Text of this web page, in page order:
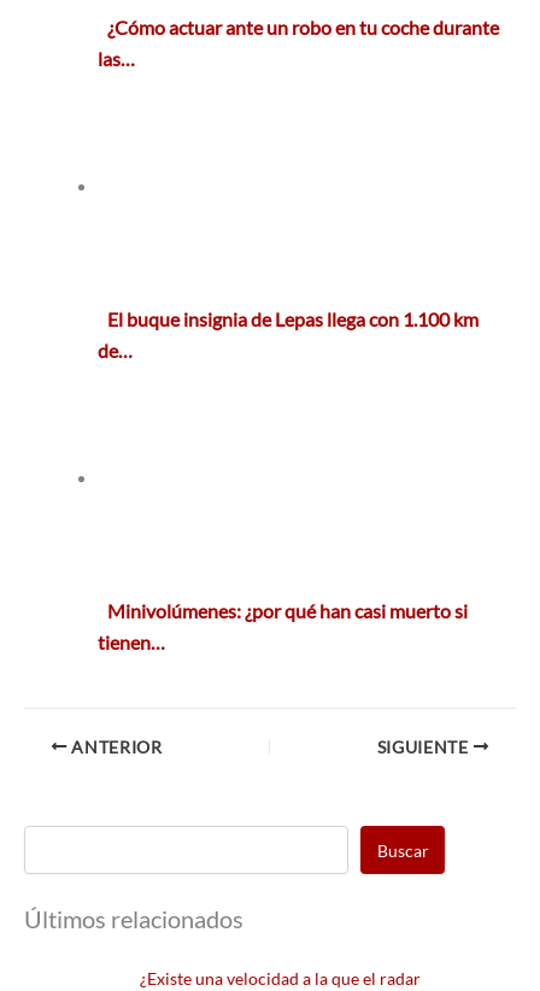
¿Cómo actuar ante un robo en tu coche durante
las…
El buque insignia de Lepas llega con 1.100 km
de…
Minivolúmenes: ¿por qué han casi muerto si
tienen…
ANTERIOR SIGUIENTE
Buscar
Últimos relacionados
¿Existe una velocidad a la que el radar